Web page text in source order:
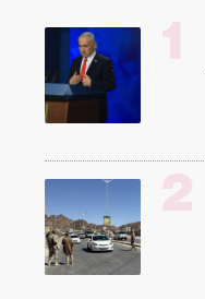
1
2